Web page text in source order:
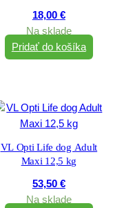
18,00 €
Na sklade
Pridať do košíka
VL Opti Life dog Adult
Maxi 12,5 kg
53,50 €
Na sklade